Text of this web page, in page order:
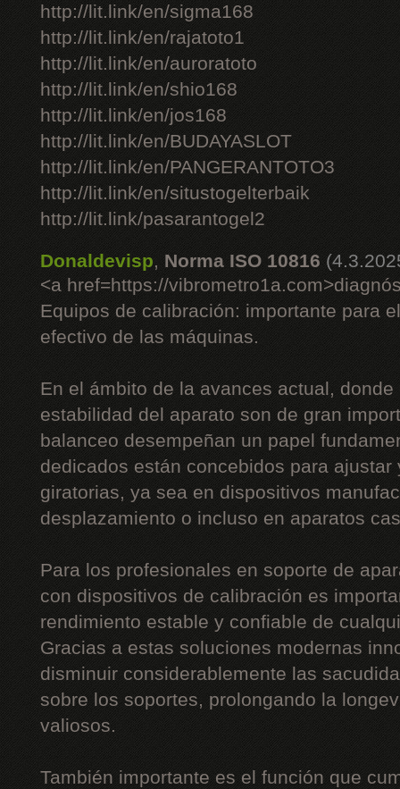
http://lit.link/en/sigma168
http://lit.link/en/rajatoto1
http://lit.link/en/auroratoto
http://lit.link/en/shio168
http://lit.link/en/jos168
http://lit.link/en/BUDAYASLOT
http://lit.link/en/PANGERANTOTO3
http://lit.link/en/situstogelterbaik
http://lit.link/pasarantogel2
Donaldevisp, Norma ISO 10816
<a href=https://
Equipos de calibración: importante para
efectivo de las máquinas.
En el ámbito de la avances actual,
estabilidad del aparato son de gran
balanceo desempeñan un papel
dedicados están concebidos para
giratorias, ya sea en dispositivos
desplazamiento o incluso en aparatos
Para los profesionales en soporte de
con dispositivos de calibración es
rendimiento estable y confiable de
Gracias a estas soluciones modernas
disminuir considerablemente las
sobre los soportes, prolongando la
valiosos.
También importante es el función que